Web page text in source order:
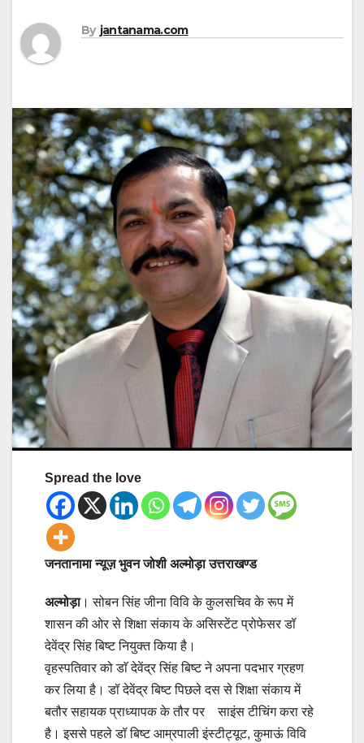
By jantanama.com
Spread the love
जनतानामा न्यूज़ भुवन जोशी अल्मोड़ा उत्तराखण्ड
अल्मोड़ा। सोबन सिंह जीना विवि के कुलसचिव के रूप में
शासन की ओर से शिक्षा संकाय के असिस्टेंट प्रोफेसर डॉ
देवेंद्र सिंह बिष्ट नियुक्त किया है।
वृहस्पतिवार को डाॅ देवेंद्र सिंह बिष्ट ने अपना पदभार ग्रहण
कर लिया है। डॉ देवेंद्र बिष्ट पिछले दस से शिक्षा संकाय में
बतौर सहायक प्राध्यापक के तौर पर साइंस टीचिंग करा रहे
है। इससे पहले डॉ बिष्ट आम्रपाली इंस्टीट्यूट, कुमाऊं विवि